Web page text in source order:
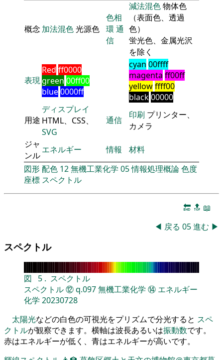
概念 加法混色光源色
色相
環 通
信
減法混色物体色
（表面色、透過
色）
蛍光色、金属光沢
を除く
表現
Red ff0000
green 00ff00
blue0000ff
cyan 00ffff
magenta ff00ff
yellowffff00
black00000
用途
ディスプレイ
HTML、CSS、
SVG
通信 印刷 プリンター、
カメラ
ジャ
ンル
エネルギー 情報
材料
図形配色 12無機工業化学 05情報処理概論色度
座標 スペクトル
🔚 🔝 📖
◀ 戻る 05進む ▶
スペクトル
図 5 . スペクトル
スペクトル⑫q.097無機工業化学 ⑭ エネルギー
化学 20230728
太陽光などの白色の可視光をプリズムで分光すると スペ
クトルが観察できます。横軸は波長あるいは振動数です。
赤はエネルギーが低く、青はエネルギーが高いです。